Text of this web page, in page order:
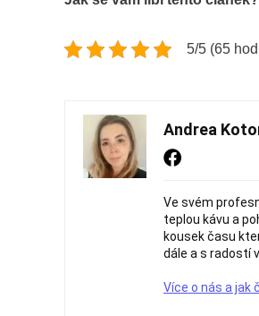
5/5 (65
Andrea
Ve svém
teplou kávu a
kousek času
dále a s radostí
Více o nás a jak